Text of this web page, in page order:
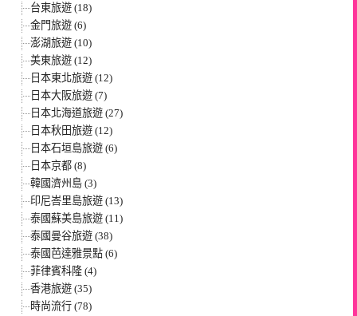
台東旅遊 (18)
金門旅遊 (6)
澎湖旅遊 (10)
美東旅遊 (12)
日本東北旅遊 (12)
日本大阪旅遊 (7)
日本北海道旅遊 (27)
日本秋田旅遊 (12)
日本石垣島旅遊 (6)
日本京都 (8)
韓國濟州島 (3)
印尼峇里島旅遊 (13)
泰國蘇美島旅遊 (11)
泰國曼谷旅遊 (38)
泰國芭達雅景點 (6)
菲律賓科隆 (4)
香港旅遊 (35)
時尚流行 (78)